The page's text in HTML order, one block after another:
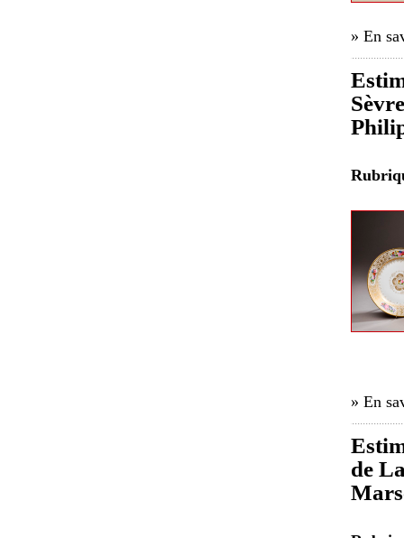
» En
» En
de